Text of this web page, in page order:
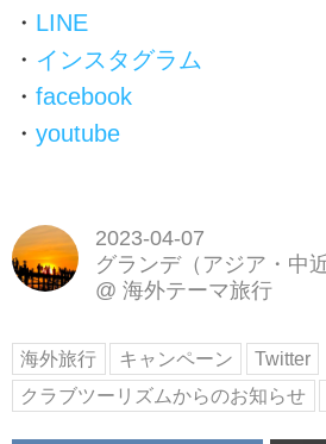
・ LINE
・ インスタグラム
・ facebook
・ youtube
2023-04-07
グランデ（アジア・中
@ 海外テーマ旅行
海外旅行 キャンペーン
Twitter
クラブツーリズムからのお知らせ